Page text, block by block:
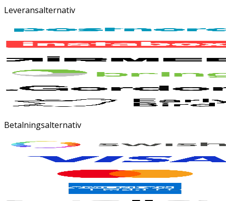
Leveransalternativ
Betalningsalternativ